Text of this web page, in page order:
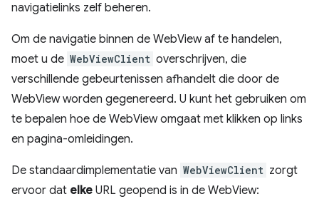
navigatielinks zelf beheren.
Om de navigatie binnen de WebView af te handelen,
moet u de WebViewClient overschrijven, die
verschillende gebeurtenissen afhandelt die door de
WebView worden gegenereerd. U kunt het gebruiken om
te bepalen hoe de WebView omgaat met klikken op links
en pagina-omleidingen.
De standaardimplementatie van WebViewClient zorgt
ervoor dat elke URL geopend is in de WebView: